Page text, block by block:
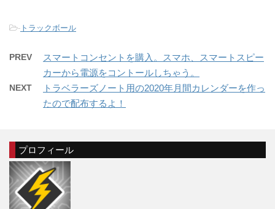
- トラックボール
PREV
スマートコンセントを購入。スマホ、スマートスピー
カーから電源をコントールしちゃう。
NEXT
トラベラーズノート用の2020年月間カレンダーを作っ
たので配布するよ！
プロフィール